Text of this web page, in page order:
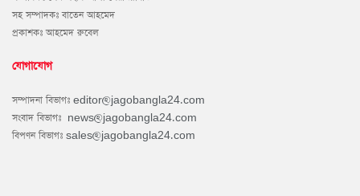
সহ সম্পাদকঃ বাতেন আহমেদ
প্রকাশকঃ আহমেদ রুবেল
যোগাযোগ
সম্পাদনা বিভাগঃ editor@jagobangla24.com
সংবাদ বিভাগঃ news@jagobangla24.com
বিপণন বিভাগঃ sales@jagobangla24.com